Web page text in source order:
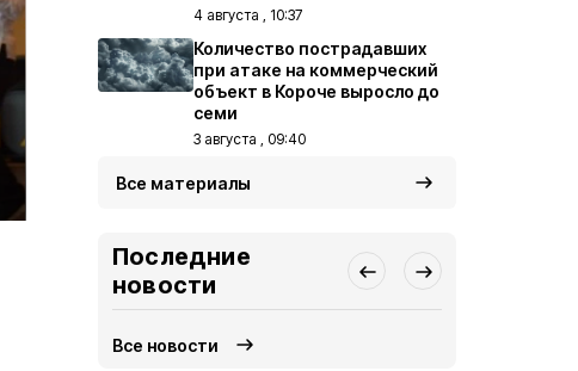
4 августа , 10:37
Количество пострадавших
при атаке на коммерческий
объект в Короче выросло до
семи
3 августа , 09:40
Все материалы
Последние
новости
Все новости